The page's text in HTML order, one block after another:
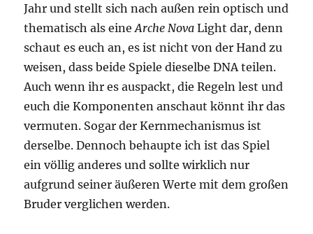
Jahr und stellt sich nach außen rein optisch und
thematisch als eineArche Nova Light dar, denn
schaut es euch an, es ist nicht von der Hand zu
weisen, dass beide Spiele dieselbe DNA teilen.
Auch wenn ihr es auspackt, die Regeln lest und
euch die Komponenten anschaut könnt ihr das
vermuten. Sogar der Kernmechanismus ist
derselbe. Dennoch behaupte ich ist das Spiel
ein völlig anderes und sollte wirklich nur
aufgrund seiner äußeren Werte mit dem großen
Bruder verglichen werden.